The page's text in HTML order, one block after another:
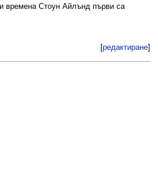
времена Стоун Айлънд първи са
[редактиране